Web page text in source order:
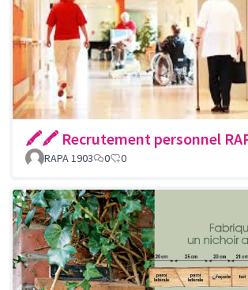
🖍🖍 Recrutement personnel
RAPA 1903 0 0